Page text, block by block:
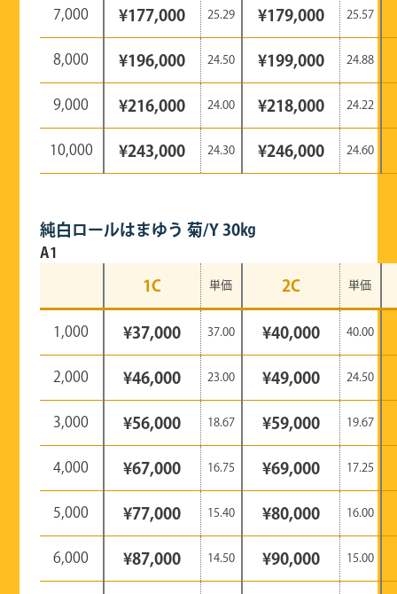
7,000 ¥177,000 25.29 ¥179,000 25.57
8,000 ¥196,000 24.50 ¥199,000 24.88
9,000 ¥216,000 24.00 ¥218,000 24.22
10,000 ¥243,000 24.30 ¥246,000 24.60
純白ロールはまゆう 菊/Y 30㎏
A1
1C 単価 2C 単価
1,000 ¥37,000 37.00 ¥40,000 40.00
2,000 ¥46,000 23.00 ¥49,000 24.50
3,000 ¥56,000 18.67 ¥59,000 19.67
4,000 ¥67,000 16.75 ¥69,000 17.25
5,000 ¥77,000 15.40 ¥80,000 16.00
6,000 ¥87,000 14.50 ¥90,000 15.00